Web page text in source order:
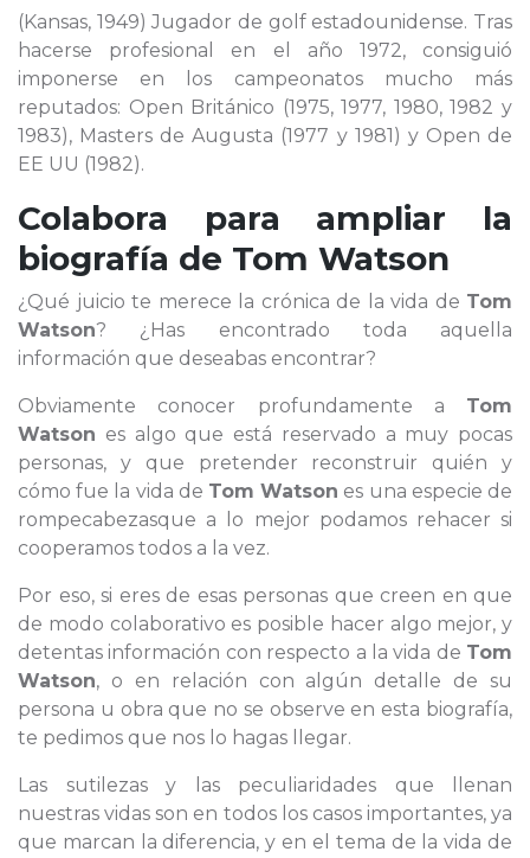
(Kansas, 1949) Jugador de golf estadounidense. Tras
hacerse profesional en el año 1972, consiguió
imponerse en los campeonatos mucho más
reputados: Open Británico (1975, 1977, 1980, 1982 y
1983), Masters de Augusta (1977 y 1981) y Open de
EE UU (1982).
Colabora para ampliar la
biografía de Tom Watson
¿Qué juicio te merece la crónica de la vida de Tom
Watson? ¿Has encontrado toda aquella
información que deseabas encontrar?
Obviamente conocer profundamente a Tom
Watson es algo que está reservado a muy pocas
personas, y que pretender reconstruir quién y
cómo fue la vida de Tom Watson es una especie de
rompecabezasque a lo mejor podamos rehacer si
cooperamos todos a la vez.
Por eso, si eres de esas personas que creen en que
de modo colaborativo es posible hacer algo mejor, y
detentas información con respecto a la vida de Tom
Watson, o en relación con algún detalle de su
persona u obra que no se observe en esta biografía,
te pedimos que nos lo hagas llegar.
Las sutilezas y las peculiaridades que llenan
nuestras vidas son en todos los casos importantes, ya
que marcan la diferencia, y en el tema de la vida de